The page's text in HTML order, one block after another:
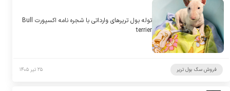
توله بول تریرهای وارداتی با شجره نامه اکسپورت Bull
terrier
فروش سگ بول تریر ۲۵ تیر ۱۴۰۵